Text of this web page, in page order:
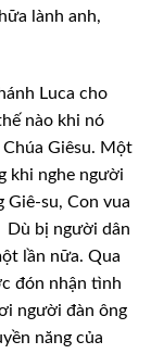
lành anh,
Luca cho
nào khi nó
Giêsu. Một
khi nghe người
Giê-su, Con vua
Dù bị người dân
lần nữa. Qua
đón nhận tình
người đàn ông
năng của